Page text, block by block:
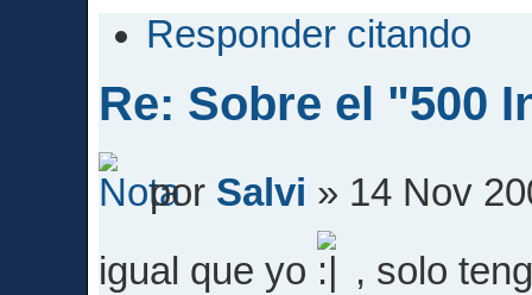
Responder citando
Re: Sobre el "500
por Salvi » 14 Nov
igual que yo
, solo